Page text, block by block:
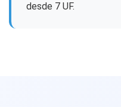
desde 7 UF.